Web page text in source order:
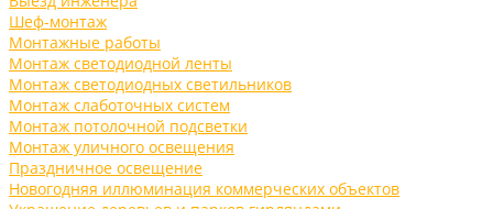
Шеф-монтаж
Монтажные работы
Монтаж светодиодной ленты
Монтаж светодиодных светильников
Монтаж слаботочных систем
Монтаж потолочной подсветки
Монтаж уличного освещения
Праздничное освещение
Новогодняя иллюминация коммерческих объектов